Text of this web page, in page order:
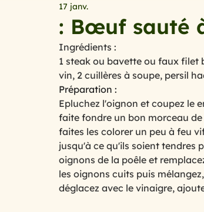
Desserts Boissons
Promotions Recettes fraicheur
cuisine au micro ondes Cuisine mini
spécial printemps et été Le temps
: Bœuf sauté
17 janv.
Ingrédients :
1 steak ou bavette ou faux filet
vin, 2 cuillères à soupe, persil
Préparation :
Epluchez l'oignon et coupez le
faite fondre un bon morceau
faites les colorer un peu à feu
jusqu'à ce qu'ils soient tendres
oignons de la poêle et
les oignons cuits puis
déglacez avec le vinaigre,